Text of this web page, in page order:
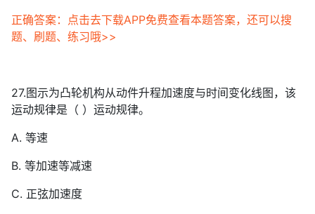
正确答案：点击去下载APP免费查看本题答案，还可以搜
题、刷题、练习哦>>
27.图示为凸轮机构从动件升程加速度与时间变化线图，该
运动规律是（ ）运动规律。
A. 等速
B. 等加速等减速
C. 正弦加速度